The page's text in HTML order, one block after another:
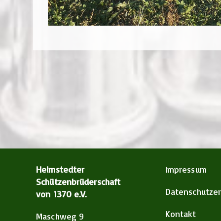
Helmstedter
Schützenbrüderschaft
von 1370 e.V.
Maschweg 9
Impressum
Kontakt